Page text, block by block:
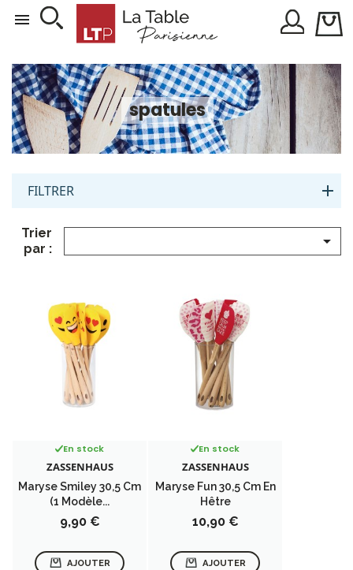

spatules
FILTRER
Trier
par :

En stock
ZASSENHAUS
Maryse Smiley 30,5 Cm
(1 Modèle...
Prix
9,90 €
AJOUTER
En stock
ZASSENHAUS
Maryse Fun 30,5 Cm En
Hêtre
Prix
10,90 €
AJOUTER